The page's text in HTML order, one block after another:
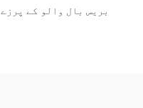
بریس بال والو کے پرزے